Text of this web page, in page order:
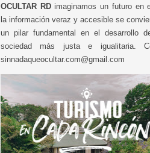
OCULTAR RDimaginamos un futuro en
la información veraz y accesible se
un pilar fundamental en el desarrollo
sociedad más justa e igualitaria.
sinnadaqueocultar.com@gmail.com